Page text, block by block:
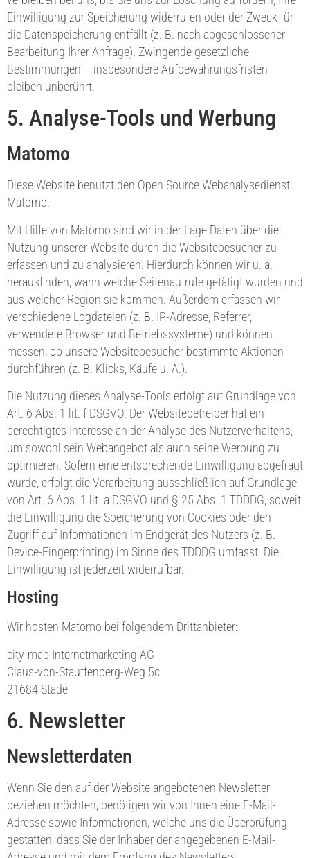
Einwilligung zur Speicherung widerrufen oder der Zweck für
die Datenspeicherung entfällt (z. B. nach abgeschlossener
Bearbeitung Ihrer Anfrage). Zwingende gesetzliche
Bestimmungen – insbesondere Aufbewahrungsfristen –
bleiben unberührt.
5. Analyse-Tools und Werbung
Matomo
Diese Website benutzt den Open Source Webanalysedienst
Matomo.
Mit Hilfe von Matomo sind wir in der Lage Daten über die
Nutzung unserer Website durch die Websitebesucher zu
erfassen und zu analysieren. Hierdurch können wir u. a.
herausfinden, wann welche Seitenaufrufe getätigt wurden und
aus welcher Region sie kommen. Außerdem erfassen wir
verschiedene Logdateien (z. B. IP-Adresse, Referrer,
verwendete Browser und Betriebssysteme) und können
messen, ob unsere Websitebesucher bestimmte Aktionen
durchführen (z. B. Klicks, Käufe u. Ä.).
Die Nutzung dieses Analyse-Tools erfolgt auf Grundlage von
Art. 6 Abs. 1 lit. f DSGVO. Der Websitebetreiber hat ein
berechtigtes Interesse an der Analyse des Nutzerverhaltens,
um sowohl sein Webangebot als auch seine Werbung zu
optimieren. Sofern eine entsprechende Einwilligung abgefragt
wurde, erfolgt die Verarbeitung ausschließlich auf Grundlage
von Art. 6 Abs. 1 lit. a DSGVO und § 25 Abs. 1 TDDDG, soweit
die Einwilligung die Speicherung von Cookies oder den
Zugriff auf Informationen im Endgerät des Nutzers (z. B.
Device-Fingerprinting) im Sinne des TDDDG umfasst. Die
Einwilligung ist jederzeit widerrufbar.
Hosting
Wir hosten Matomo bei folgendem Drittanbieter:
city-map Internetmarketing AG
Claus-von-Stauffenberg-Weg 5c
21684 Stade
6. Newsletter
Newsletter­daten
Wenn Sie den auf der Website angebotenen Newsletter
beziehen möchten, benötigen wir von Ihnen eine E-Mail-
Adresse sowie Informationen, welche uns die Überprüfung
gestatten, dass Sie der Inhaber der angegebenen E-Mail-